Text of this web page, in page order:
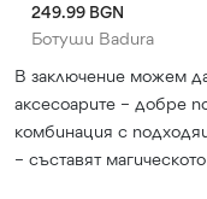
Ботуши Badura
249.99 BGN
В заключение можем
аксесоарите – добре
комбинация с
– съставят